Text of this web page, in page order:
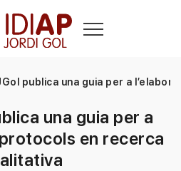
publica una guia per a
una guia per a
en recerca